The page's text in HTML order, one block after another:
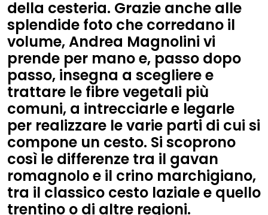
della cesteria. Grazie anche alle
splendide foto che corredano il
volume, Andrea Magnolini vi
prende per mano e, passo dopo
passo, insegna a scegliere e
trattare le fibre vegetali più
comuni, a intrecciarle e legarle
per realizzare le varie parti di cui si
compone un cesto. Si scoprono
così le differenze tra il gavan
romagnolo e il crino marchigiano,
tra il classico cesto laziale e quello
trentino o di altre regioni.